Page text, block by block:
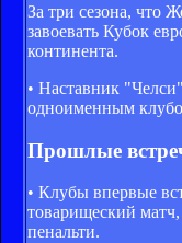
За три сезона, что
завоевать Кубок
континента.
• Наставник
одноименным
Прошлые
• Клубы впервые
товарищеский
пенальти.